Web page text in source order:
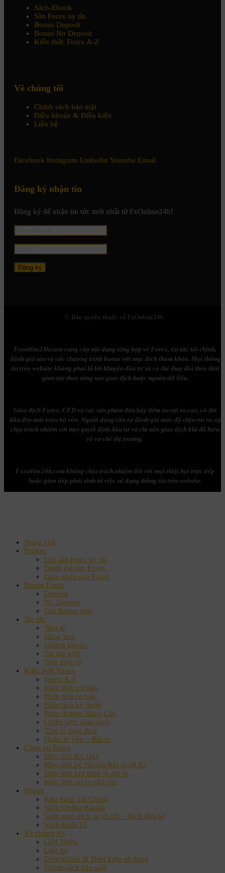
Sách-Ebook
Sàn Forex uy tín
Bonus Deposit
Bonus No Deposit
Kiến thức Forex A-Z
Về chúng tôi
Chính sách bảo mật
Điều khoản & Điều kiện
Liên hệ
Facebook Instagram Linkedin Youtube Email
Đăng ký nhận tin
Đăng ký để nhận tin tức mới nhất từ FxOnline24h!
© Bản quyền thuộc về FxOnline24h.
Fxonline24h.com cung cấp nội dung tổng hợp về Forex, tin tức tài chính,
đánh giá sàn và các chương trình bonus với mục đích tham khảo. Mọi thông
tin trên website không phải là lời khuyên đầu tư và có thể thay đổi theo thời
gian tùy theo từng sàn giao dịch hoặc nguồn dữ liệu.
Giao dịch Forex, CFD và các sản phẩm đòn bẩy tiềm ẩn rủi ro cao, có thể
dẫn đến mất toàn bộ vốn. Người dùng cần tự đánh giá mức độ chịu rủi ro, tự
chịu trách nhiệm với mọi quyết định đầu tư và chỉ nên giao dịch khi đã hiểu
rõ cơ chế thị trường.
Fxonline24h.com không chịu trách nhiệm đối với mọi thiệt hại trực tiếp
hoặc gián tiếp phát sinh từ việc sử dụng thông tin trên website.
Trang chủ
Broker
List sàn forex uy tín
Đánh giá sàn Forex
Giấy phép sàn Forex
Bonus Forex
Deposit
No Deposit
Gửi Bonus mới
Tin tức
Tiền tệ
Hàng hoá
Chứng khoán
Tin thế giới
Tiền điện tử
Kiến thức Forex
Forex A-Z
Kiến thức cơ bản
Phân tích cơ bản
Phân tích kỹ thuật
Price Action Nâng Cao
Chiến lược giao dịch
Tâm lý giao dịch
Quản lý vốn – Rủi ro
Công cụ Forex
Máy tính Ký Quỹ
Máy tính lợi Nhuận/Rủi ro (R:R)
Máy tính Lot theo % rủi ro
Máy tính rủi ro phá sản
Ebook
Kho Sách Tài Chính
Sách Chứng Khoán
Sách giao dịch tài chính – Sách đầu tư
Sách Kinh Tế
Về chúng tôi
Giới Thiệu
Liên hệ
Điều khoản & Điều kiện sử dụng
Chính sách bảo mật